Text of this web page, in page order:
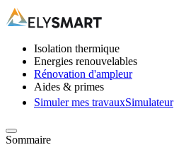
Isolation thermique
Energies renouvelables
Rénovation d'ampleur
Aides & primes
Simuler mes travauxSimulateur
Sommaire